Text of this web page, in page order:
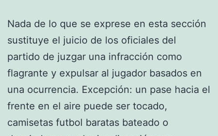
Nada de lo que se exprese en esta sección
sustituye el juicio de los oficiales del
partido de juzgar una infracción como
flagrante y expulsar al jugador basados en
una ocurrencia. Excepción: un pase hacia el
frente en el aire puede ser tocado,
camisetas futbol baratas bateado o